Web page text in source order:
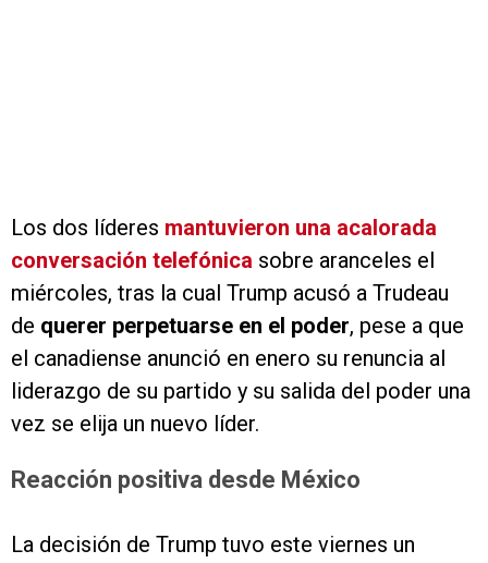
Los dos líderes mantuvieron una acalorada
conversación telefónica sobre aranceles el
miércoles, tras la cual Trump acusó a Trudeau
de querer perpetuarse en el poder, pese a que
el canadiense anunció en enero su renuncia al
liderazgo de su partido y su salida del poder una
vez se elija un nuevo líder.
Reacción positiva desde México
La decisión de Trump tuvo este viernes un